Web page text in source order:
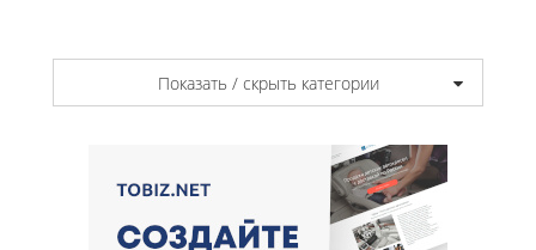
Показать / скрыть категории